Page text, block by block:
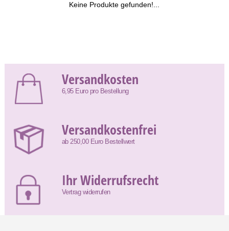
Keine Produkte gefunden!...
Versandkosten
6,95 Euro pro Bestellung
Versandkostenfrei
ab 250,00 Euro Bestellwert
Ihr Widerrufsrecht
Vertrag widerrufen